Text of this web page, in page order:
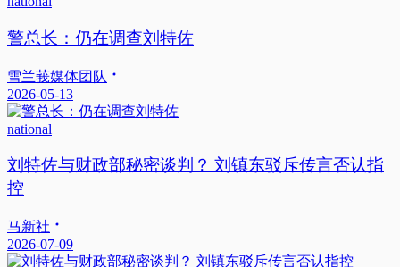
警总长：仍在调查刘特佐
雪兰莪媒体团队
2026-05-13
national
刘特佐与财政部秘密谈判？ 刘镇东驳斥传言否认指
控
马新社
2026-07-09